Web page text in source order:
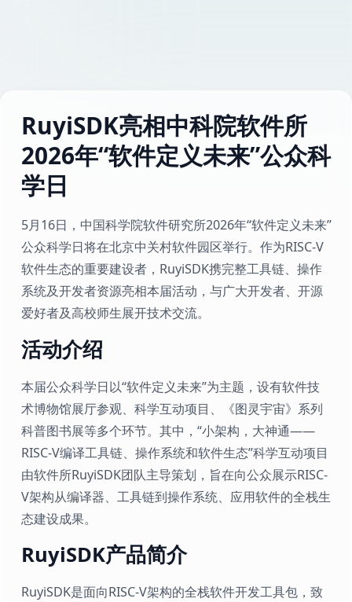
RuyiSDK亮相中科院软件所
2026年“软件定义未来”公众科
学日
5月16日，中国科学院软件研究所2026年“软件定义未来”
公众科学日将在北京中关村软件园区举行。作为RISC-V
软件生态的重要建设者，RuyiSDK携完整工具链、操作
系统及开发者资源亮相本届活动，与广大开发者、开源
爱好者及高校师生展开技术交流。
活动介绍
本届公众科学日以“软件定义未来”为主题，设有软件技
术博物馆展厅参观、科学互动项目、《图灵宇宙》系列
科普图书展等多个环节。其中，“小架构，大神通——
RISC-V编译工具链、操作系统和软件生态”科学互动项目
由软件所RuyiSDK团队主导策划，旨在向公众展示RISC-
V架构从编译器、工具链到操作系统、应用软件的全栈生
态建设成果。
RuyiSDK产品简介
RuyiSDK是面向RISC-V架构的全栈软件开发工具包，致